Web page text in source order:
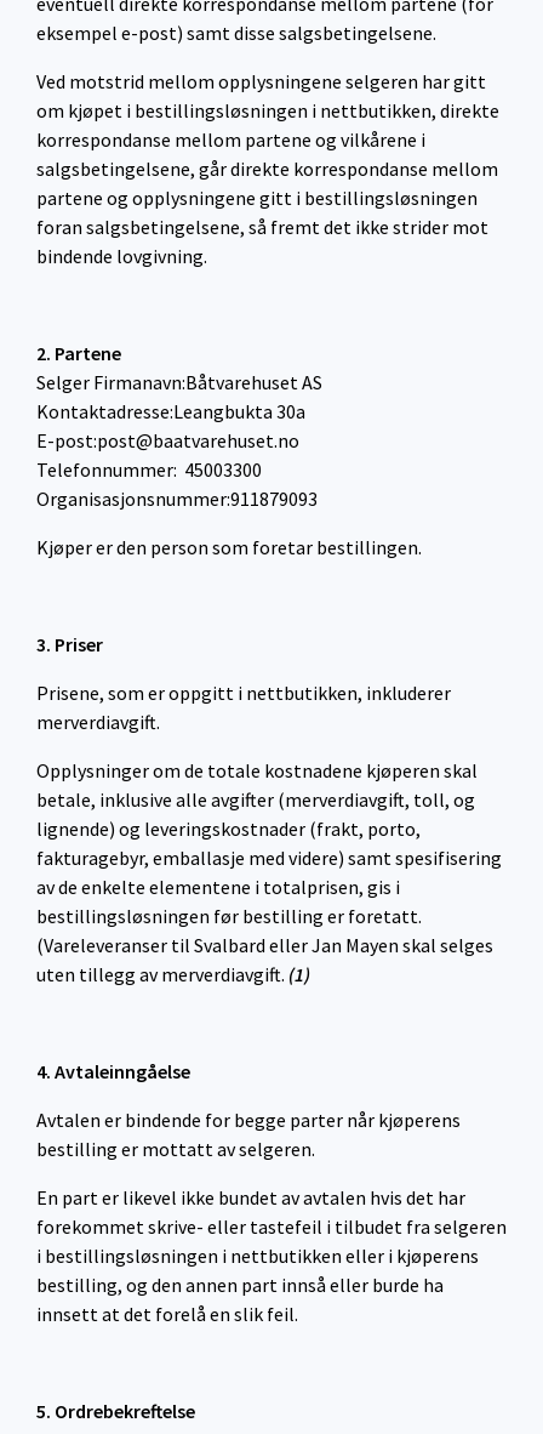
eksempel e-post) samt disse salgsbetingelsene.
Ved motstrid mellom opplysningene selgeren har gitt
om kjøpet i bestillingsløsningen i nettbutikken, direkte
korrespondanse mellom partene og vilkårene i
salgsbetingelsene, går direkte korrespondanse mellom
partene og opplysningene gitt i bestillingsløsningen
foran salgsbetingelsene, så fremt det ikke strider mot
bindende lovgivning.
2. Partene
Selger Firmanavn:Båtvarehuset AS
Kontaktadresse:Leangbukta 30a
E-post:post@baatvarehuset.no
Telefonnummer: 45003300
Organisasjonsnummer:911879093
Kjøper er den person som foretar bestillingen.
3. Priser
Prisene, som er oppgitt i nettbutikken, inkluderer
merverdiavgift.
Opplysninger om de totale kostnadene kjøperen skal
betale, inklusive alle avgifter (merverdiavgift, toll, og
lignende) og leveringskostnader (frakt, porto,
fakturagebyr, emballasje med videre) samt spesifisering
av de enkelte elementene i totalprisen, gis i
bestillingsløsningen før bestilling er foretatt.
(Vareleveranser til Svalbard eller Jan Mayen skal selges
uten tillegg av merverdiavgift. (1)
4. Avtaleinngåelse
Avtalen er bindende for begge parter når kjøperens
bestilling er mottatt av selgeren.
En part er likevel ikke bundet av avtalen hvis det har
forekommet skrive- eller tastefeil i tilbudet fra selgeren
i bestillingsløsningen i nettbutikken eller i kjøperens
bestilling, og den annen part innså eller burde ha
innsett at det forelå en slik feil.
5. Ordrebekreftelse